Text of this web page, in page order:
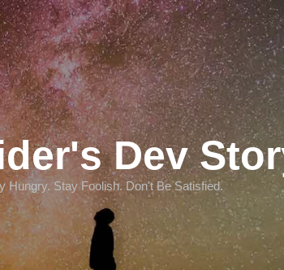
Dev
Hungry. Stay Foolish. Don't Be Satisfied.